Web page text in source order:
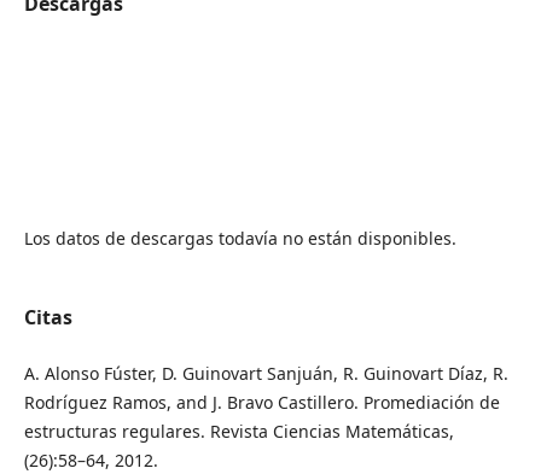
Los datos de descargas todavía no están disponibles.
Citas
A. Alonso Fúster, D. Guinovart Sanjuán, R. Guinovart Díaz, R.
Rodríguez Ramos, and J. Bravo Castillero. Promediación de
estructuras regulares. Revista Ciencias Matemáticas,
(26):58–64, 2012.